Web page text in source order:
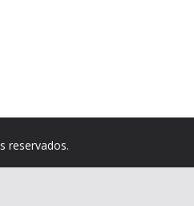
reservados.